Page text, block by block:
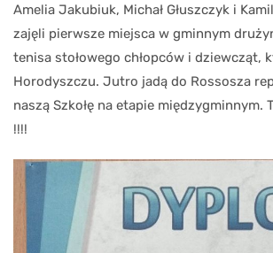
Amelia Jakubiuk, Michał Głuszczyk i
zajęli pierwsze miejsca w gminnym
tenisa stołowego chłopców i dziewcząt,
Horodyszczu. Jutro jadą do Rossosza
naszą Szkołę na etapie międzygminnym.
!!!!